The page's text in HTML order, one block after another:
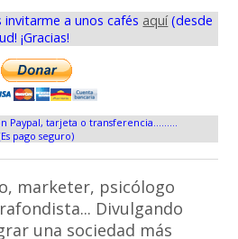
a unos cafés aquí(desde
¡Gracias!
Paypal, tarjeta o transferencia.........
pago seguro)
marketer, psicólogo
Divulgando
una sociedad más